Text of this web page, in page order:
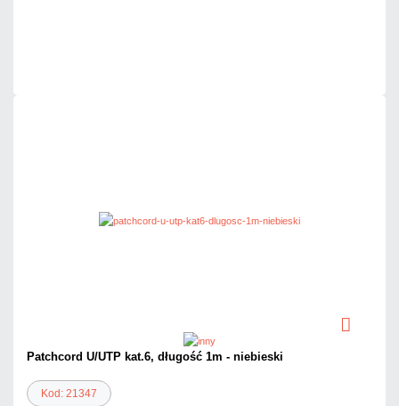
Patchcord U/UTP kat.6, długość 1m - niebieski
Kod: 21347